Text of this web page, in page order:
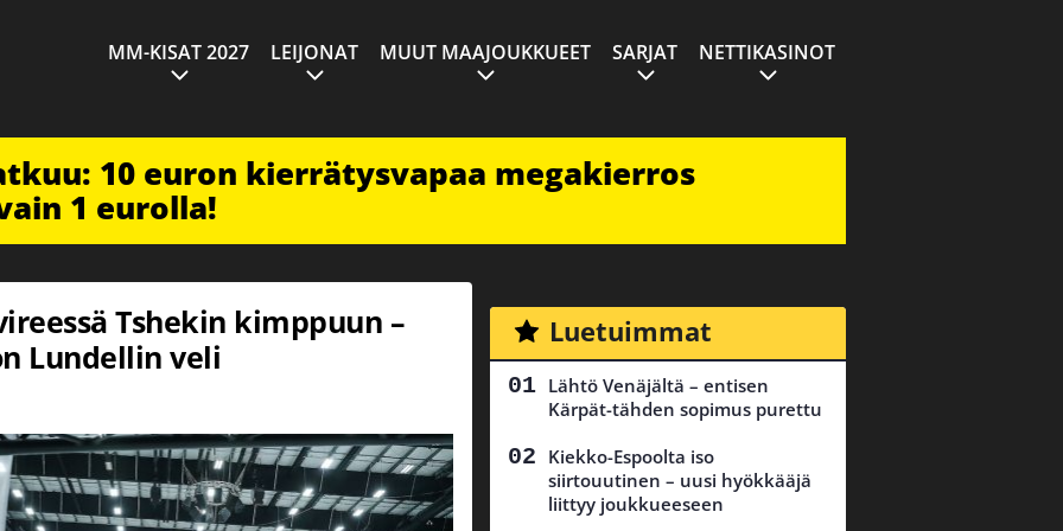
MM-KISAT 2027 LEIJONAT MUUT MAAJOUKKUEET SARJAT NETTIKASINOT
10 euron kierrätysvapaa megakierros
1 eurolla!
Tshekin kimppuun –
Lundellin veli
Luetuimmat
Lähtö Venäjältä – entisen
Kärpät-tähden sopimus purettu
Kiekko-Espoolta iso
siirtouutinen – uusi hyökkääjä
liittyy joukkueeseen